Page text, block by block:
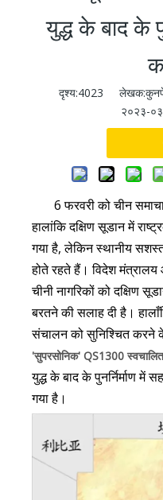
युद्ध के बाद के
दृश्य:4023
२०२३-
6 फरवरी को चीन
हालांकि दक्षिण सूडान में
गया है, लेकिन स्थानीय
होते रहते हैं। विदेश मंत्रालय
चीनी नागरिकों को दक्षिण
बरतने की सलाह दी है।
संचालन को सुनिश्चित करने
'सुपरसोनिक' QS1300
युद्ध के बाद के पुनर्निर्माण में
गया है।